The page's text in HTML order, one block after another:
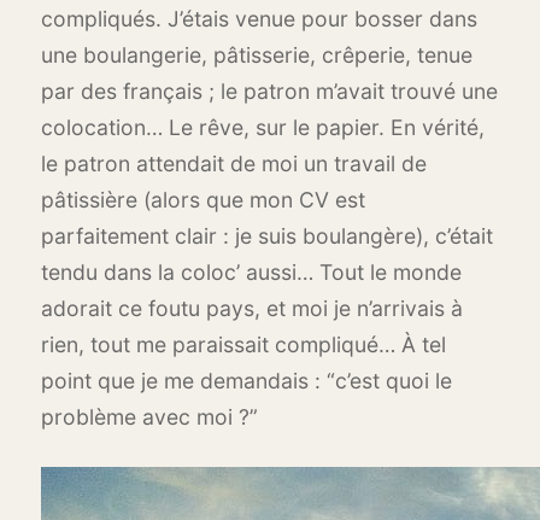
compliqués. J’étais venue pour bosser dans
une boulangerie, pâtisserie, crêperie, tenue
par des français ; le patron m’avait trouvé une
colocation… Le rêve, sur le papier. En vérité,
le patron attendait de moi un travail de
pâtissière (alors que mon CV est
parfaitement clair : je suis boulangère), c’était
tendu dans la coloc’ aussi… Tout le monde
adorait ce foutu pays, et moi je n’arrivais à
rien, tout me paraissait compliqué… À tel
point que je me demandais : “c’est quoi le
problème avec moi ?”